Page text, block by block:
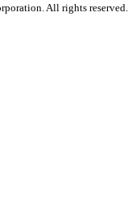
All rights reserved.